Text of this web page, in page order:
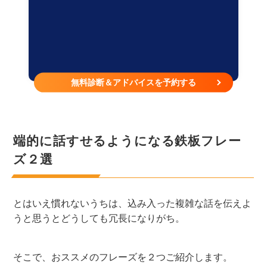
無料診断＆アドバイスを予約する
端的に話すせるようになる鉄板フレー
ズ２選
とはいえ慣れないうちは、込み入った複雑な話を伝えよ
うと思うとどうしても冗長になりがち。
そこで、おススメのフレーズを２つご紹介します。